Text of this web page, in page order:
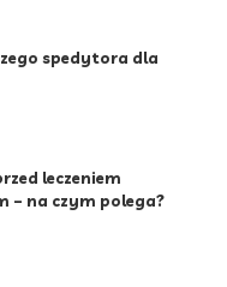
spedytora dla
leczeniem
na czym polega?